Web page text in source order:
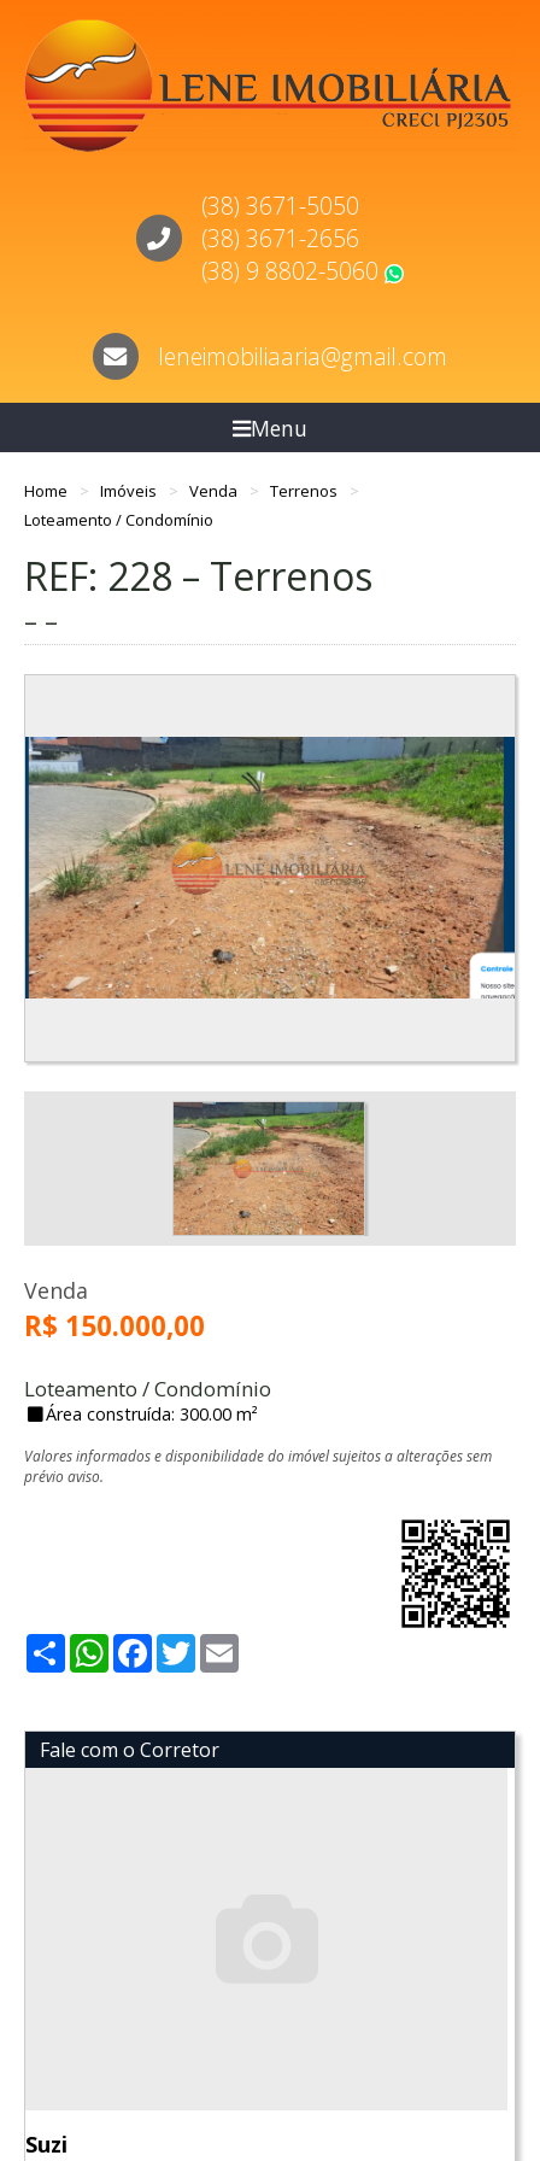
(38) 3671-5050
(38) 3671-2656
(38) 9 8802-5060
leneimobiliaaria@gmail.com
Menu
Home Imóveis Venda
Terrenos
Loteamento / Condomínio
REF: 228 – Terrenos
– –
Venda
R$ 150.000,00
Loteamento / Condomínio
Área construída: 300.00 m²
Valores informados e disponibilidade do imóvel sujeitos a alterações sem
prévio aviso.
ShareWhatsApp
Facebook
Twitter
Fale com o Corretor
Suzi